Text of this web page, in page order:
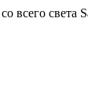
всего света